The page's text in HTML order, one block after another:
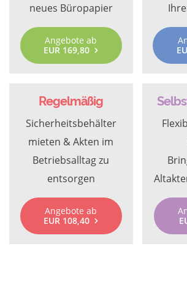
neues Büropapier
Angebote ab
EUR 169,80
Regelmäßig
Sicherheitsbehälter
mieten & Akten im
Betriebsalltag zu
entsorgen
Angebote ab
EUR 108,40